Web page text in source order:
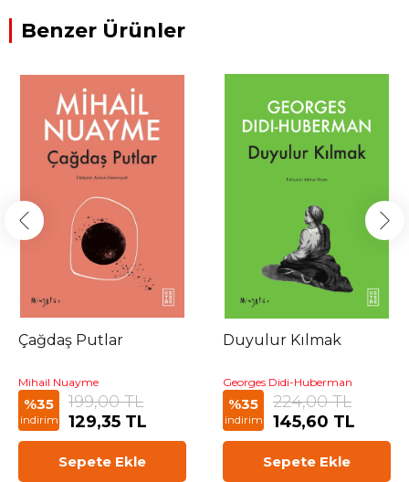
Benzer Ürünler
Çağdaş Putlar
Mihail Nuayme
%35
indirim
199,00 TL
129,35 TL
Sepete Ekle
Duyulur Kılmak
Georges Didi-Huberman
%35
indirim
224,00 TL
145,60 TL
Sepete Ekle